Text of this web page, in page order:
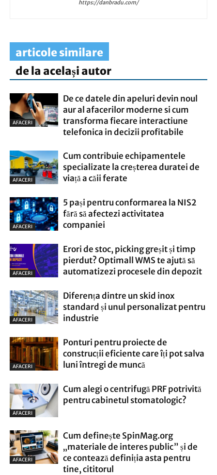
https://danbradu.com/
articole similare
de la același autor
AFACERI
De ce datele din apeluri devin noul
aur al afacerilor moderne si cum
transforma fiecare interactiune
telefonica in decizii profitabile
AFACERI
Cum contribuie echipamentele
specializate la creșterea duratei de
viață a căii ferate
AFACERI
5 pași pentru conformarea la NIS2
fără să afectezi activitatea
companiei
AFACERI
Erori de stoc, picking greșit și timp
pierdut? Optimall WMS te ajută să
automatizezi procesele din depozit
AFACERI
Diferența dintre un skid inox
standard și unul personalizat pentru
industrie
AFACERI
Ponturi pentru proiecte de
construcții eficiente care îți pot salva
luni întregi de muncă
AFACERI
Cum alegi o centrifugă PRF potrivită
pentru cabinetul stomatologic?
AFACERI
Cum definește SpinMag.org
„materiale de interes public” și de
ce contează definiția asta pentru
tine, cititorul